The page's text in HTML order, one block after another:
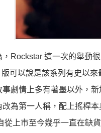
，Rockstar 這一次的舉動
可以說是該系列有史以
事劇情上多有著墨以外，
改為第一人稱，配上搖桿
從上市至今幾乎一直在缺